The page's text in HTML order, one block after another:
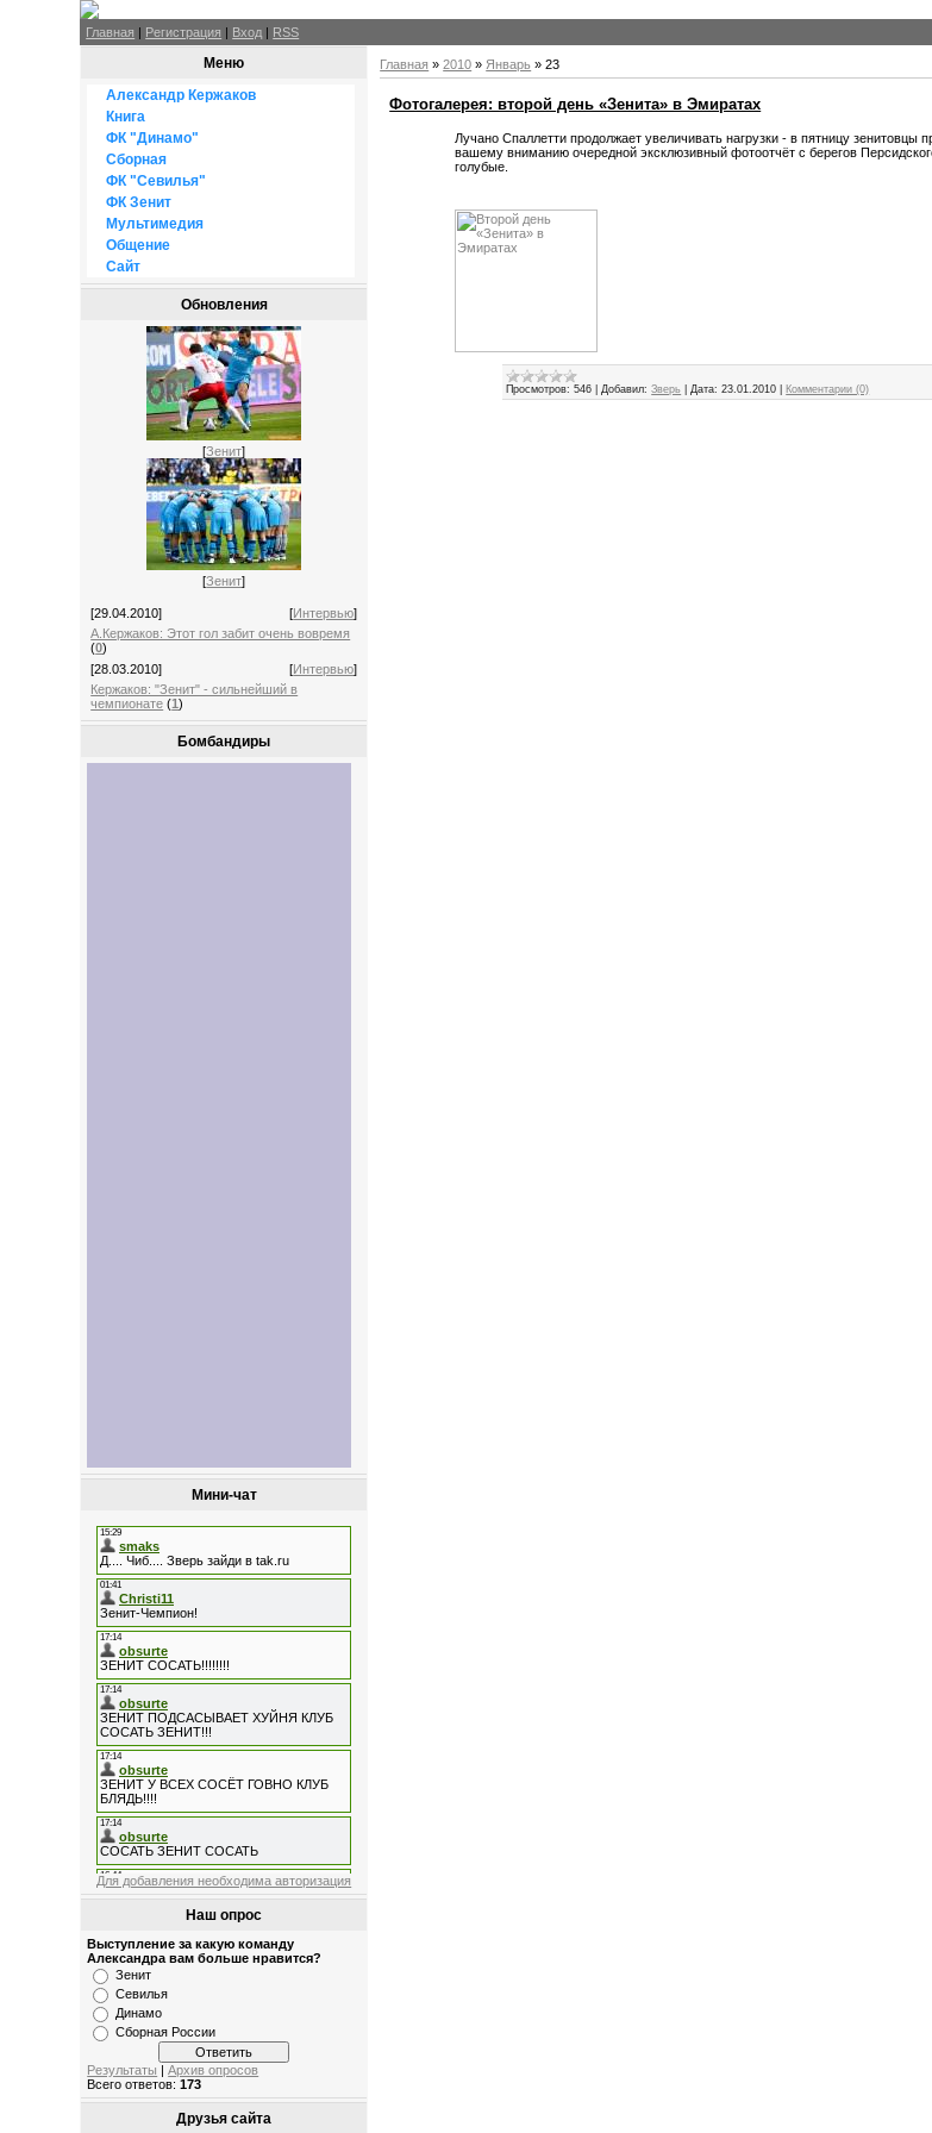
Главная | Регистрация | Вход | RSS
Меню
Александр Кержаков
Книга
ФК "Динамо"
Сборная
ФК "Севилья"
ФК Зенит
Мультимедия
Общение
Сайт
Обновления
[Зенит]
[Зенит]
[29.04.2010] [Интервью]
А.Кержаков: Этот гол забит очень вовремя
(0)
[28.03.2010]
[Интервью]
Кержаков: "Зенит" - сильнейший в
чемпионате (1)
Бомбандиры
Мини-чат
Для добавления необходима авторизация
Наш опрос
Выступление за какую команду
Александра вам больше нравится?
Зенит
Севилья
Динамо
Сборная России
Результаты |Архив опросов
Всего ответов:173
Друзья сайта
Главная »2010 » Январь » 23
Фотогалерея: второй день «Зенита» в Эмиратах
Лучано Спаллетти продолжает увеличивать нагрузки - в пятницу зенитовцы
вашему вниманию очередной эксклюзивный фотоотчёт с берегов
голубые.
Просмотров: 546 Добавил: Зверь Дата: 23.01.2010 Комментарии (0)